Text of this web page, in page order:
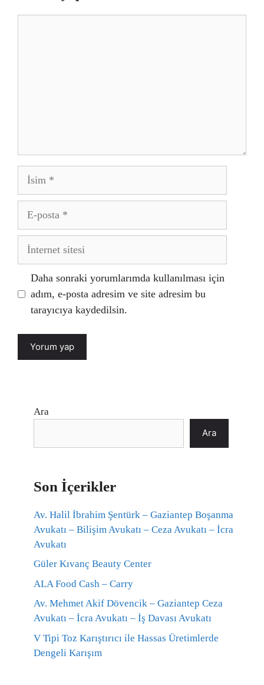
İsim
posta
İnternet
Daha sonraki yorumlarımda kullanılması için
adım, e-posta adresim ve site adresim bu
tarayıcıya kaydedilsin.
Ara
Ara
Son İçerikler
Av. Halil İbrahim Şentürk – Gaziantep Boşanma
Avukatı – Bilişim Avukatı – Ceza Avukatı – İcra
Avukatı
Güler Kıvanç Beauty Center
ALA Food Cash – Carry
Av. Mehmet Akif Dövencik – Gaziantep Ceza
Avukatı – İcra Avukatı – İş Davası Avukatı
V Tipi Toz Karıştırıcı ile Hassas Üretimlerde
Dengeli Karışım